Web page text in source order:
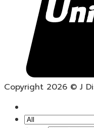
Copyright 2026 © J